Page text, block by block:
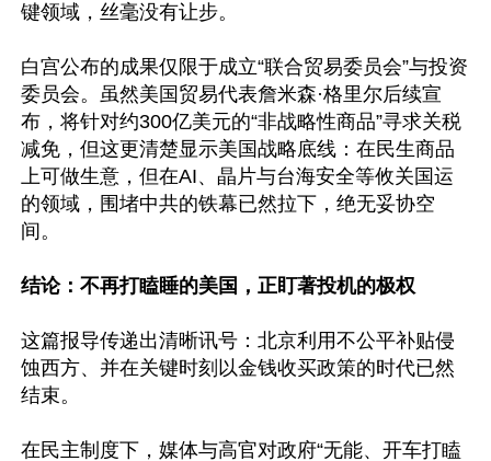
键领域，丝毫没有让步。
白宫公布的成果仅限于成立“联合贸易委员会”与投资
委员会。虽然美国贸易代表詹米森·格里尔后续宣
布，将针对约300亿美元的“非战略性商品”寻求关税
减免，但这更清楚显示美国战略底线：在民生商品
上可做生意，但在AI、晶片与台海安全等攸关国运
的领域，围堵中共的铁幕已然拉下，绝无妥协空
间。
结论：不再打瞌睡的美国，正盯著投机的极权
这篇报导传递出清晰讯号：北京利用不公平补贴侵
蚀西方、并在关键时刻以金钱收买政策的时代已然
结束。
在民主制度下，媒体与高官对政府“无能、开车打瞌